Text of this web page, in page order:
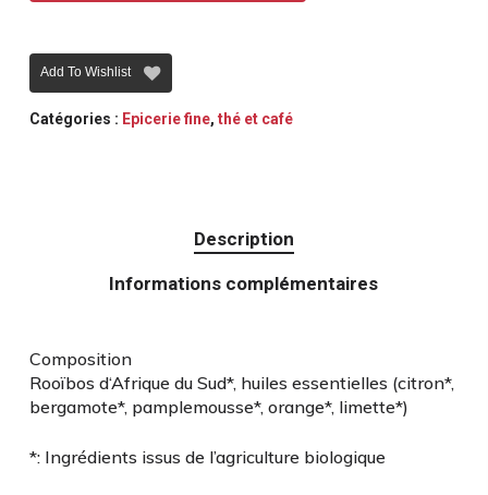
Add To Wishlist
Catégories : Epicerie fine, thé et café
Description
Informations complémentaires
Composition
Rooïbos d‘Afrique du Sud*, huiles essentielles (citron*,
bergamote*, pamplemousse*, orange*, limette*)
*: Ingrédients issus de l’agriculture biologique